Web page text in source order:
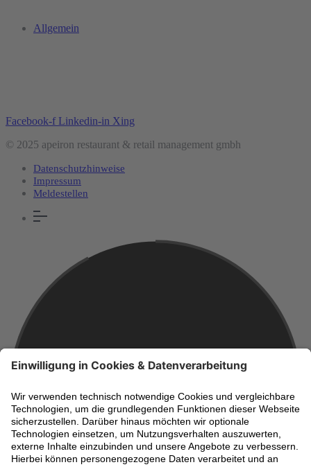
Allgemein
Facebook-f Linkedin-in Xing
© 2025 apeiron restaurant & retail management gmbh
Datenschutzhinweise
Impressum
Meldestellen